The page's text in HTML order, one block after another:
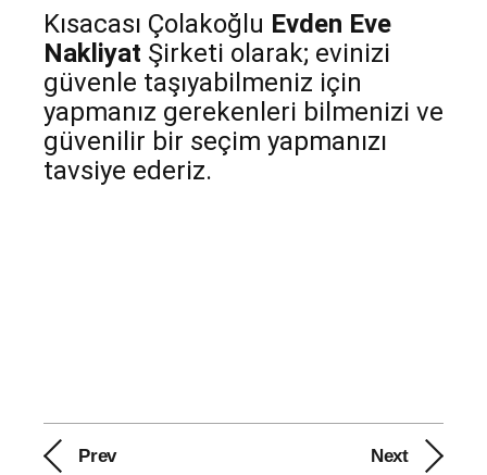
Kısacası Çolakoğlu Evden Eve
Nakliyat Şirketi olarak; evinizi
güvenle taşıyabilmeniz için
yapmanız gerekenleri bilmenizi ve
güvenilir bir seçim yapmanızı
tavsiye ederiz.
Prev Next